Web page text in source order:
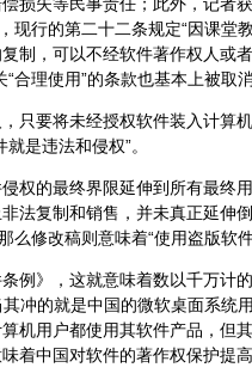
现行的第二十二条规定“因课堂
制，可以不经软件著作权人或
合理使用”的条款也基本上被取消
要将未经授权软件装入计算机
是违法和侵权”。
的最终界限延伸到所有最终用
法复制和销售，并未真正延伸
么修改稿则意味着“使用盗版软件
》，这就意味着数以千万计的
冲的就是中国的微软桌面系统
机用户都使用其软件产品，但
着中国对软件的著作权保护提